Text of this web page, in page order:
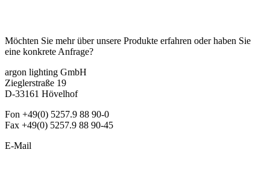
Möchten Sie mehr über unsere Produkte erfahren oder haben Sie
eine konkrete Anfrage?
argon lighting GmbH
Zieglerstraße 19
D-33161 Hövelhof
Fon +49(0) 5257.9 88 90-0
Fax +49(0) 5257.9 88 90-45
E-Mail